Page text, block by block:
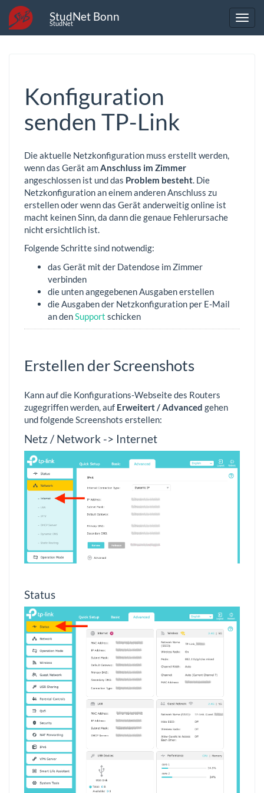
StudNet Bonn
StudNet
Konfiguration
senden TP-Link
Die aktuelle Netzkonfiguration muss erstellt werden,
wenn das Gerät am Anschluss im Zimmer
angeschlossen ist und das Problem besteht . Die
Netzkonfiguration an einem anderen Anschluss zu
erstellen oder wenn das Gerät anderweitig online ist
macht keinen Sinn, da dann die genaue Fehlerursache
nicht ersichtlich ist.
Folgende Schritte sind notwendig:
das Gerät mit der Datendose im Zimmer
verbinden
die unten angegebenen Ausgaben erstellen
die Ausgaben der Netzkonfiguration per E-Mail
an den Support schicken
Erstellen der Screenshots
Kann auf die Konfigurations-Webseite des Routers
zugegriffen werden, auf Erweitert / Advanced gehen
und folgende Screenshots erstellen:
Netz / Network -> Internet
Status